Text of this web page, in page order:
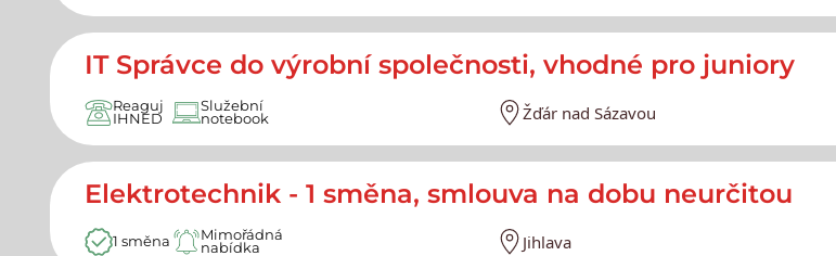
IT Správce do výrobní společnosti, vhodné pro juniory
Reaguj
IHNED
Služební
notebook
Žďár nad Sázavou
Elektrotechnik - 1 směna, smlouva na dobu neurčitou
1 směna
Mimořádná
nabídka
Jihlava